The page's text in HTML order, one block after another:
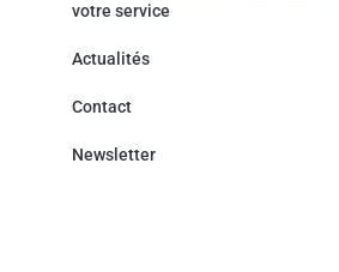
votre service
Actualités
Contact
Newsletter